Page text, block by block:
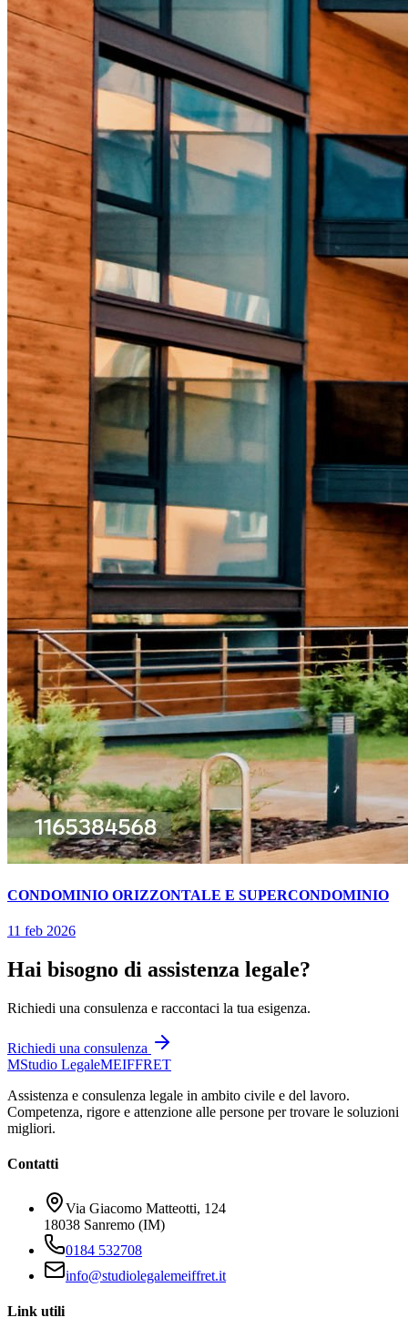
CONDOMINIO ORIZZONTALE E SUPERCONDOMINIO
11 feb 2026
Hai bisogno di assistenza legale?
Richiedi una consulenza e raccontaci la tua esigenza.
Richiedi una consulenza
MStudio LegaleMEIFFRET
Assistenza e consulenza legale in ambito civile e del lavoro.
Competenza, rigore e attenzione alle persone per trovare le soluzioni
migliori.
Contatti
Via Giacomo Matteotti, 124
18038 Sanremo (IM)
0184 532708
info@studiolegalemeiffret.it
Link utili